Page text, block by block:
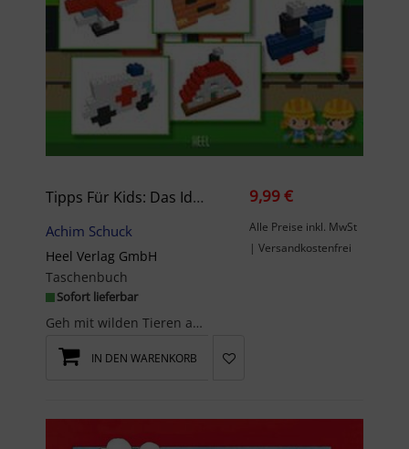
Tipps Für Kids: Das Ideenbuch Für LEGO® Basis-Steine
Achim Schuck
Heel Verlag GmbH
Taschenbuch
Sofort lieferbar
Geh mit wilden Tieren auf Safari, erlebe Abenteuer auf dem Bauernhof, sinke hinab auf den Meeresb...
9,99 €
Alle Preise inkl. MwSt
| Versandkostenfrei
IN DEN WARENKORB